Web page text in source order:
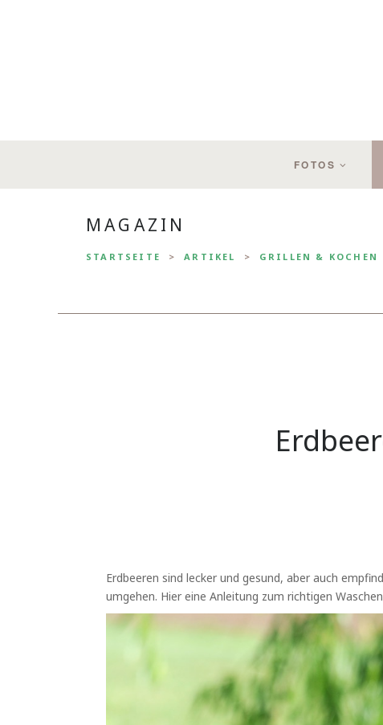
FOTOS
MAGAZIN
STARTSEITE ARTIKEL GRILLEN & KOCHEN
Erdbeeren sind lecker und gesund, aber auch
umgehen. Hier eine Anleitung zum richtigen